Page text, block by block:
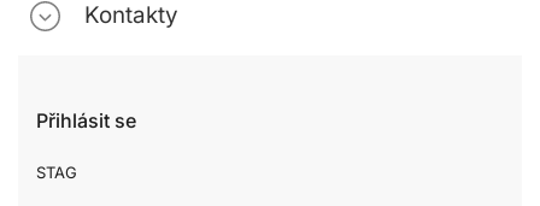
Kontakty
Přihlásit se
STAG